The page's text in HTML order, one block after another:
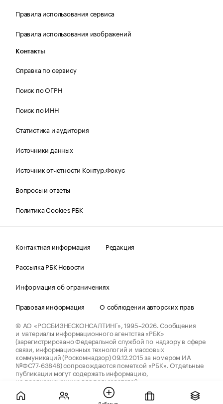
Правила использования сервиса
Правила использования изображений
Контакты
Справка по сервису
Поиск по ОГРН
Поиск по ИНН
Статистика и аудитория
Источники данных
Источник отчетности Контур.Фокус
Вопросы и ответы
Политика Cookies РБК
Контактная информация
Редакция
Рассылка РБК Новости
Информация об ограничениях
Правовая информация
О соблюдении авторских прав
© АО «РОСБИЗНЕСКОНСАЛТИНГ»,1995–2026.Сообщения
и материалы информационного агентства «РБК»
(зарегистрировано Федеральной службой по надзору в сфере
связи, информационных технологий и массовых
коммуникаций (Роскомнадзор) 09.12.2015 за номером ИА
№ФС77-63848) сопровождаются пометкой «РБК». Отдельные
публикации могут содержать информацию,
не предназначенную для пользователей
до 18 лет.
companycardsfeedback@rbc.ru